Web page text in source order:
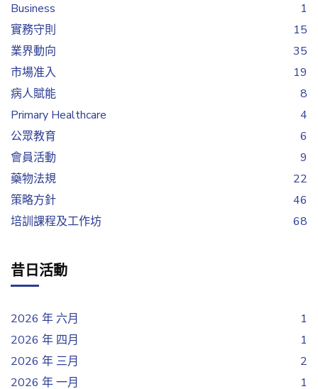
Business
1
實務守則
15
業界動向
35
市場准入
19
病人賦能
8
Primary Healthcare
4
公眾教育
6
會員活動
9
藥物法規
22
策略方針
46
培訓課程及工作坊
68
昔日活動
2026 年 六月
1
2026 年 四月
1
2026 年 三月
2
2026 年 一月
1